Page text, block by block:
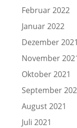
Februar 2022
Januar 2022
Dezember 2021
November
Oktober 2021
September
August 2021
Juli 2021